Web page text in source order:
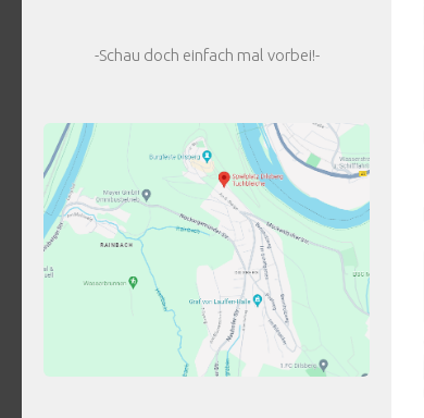
-Schau doch einfach mal vorbei!-